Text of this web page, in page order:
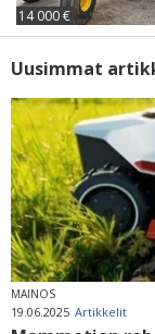
14 000 €
Uusimmat
MAINOS
19.06.2025 Artikkelit